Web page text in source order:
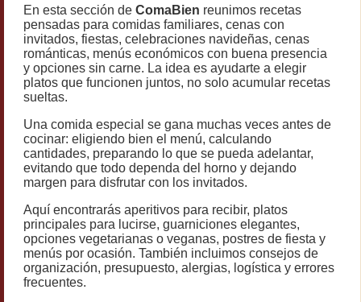
En esta sección de ComaBien reunimos recetas
pensadas para comidas familiares, cenas con
invitados, fiestas, celebraciones navideñas, cenas
románticas, menús económicos con buena presencia
y opciones sin carne. La idea es ayudarte a elegir
platos que funcionen juntos, no solo acumular recetas
sueltas.
Una comida especial se gana muchas veces antes de
cocinar: eligiendo bien el menú, calculando
cantidades, preparando lo que se pueda adelantar,
evitando que todo dependa del horno y dejando
margen para disfrutar con los invitados.
Aquí encontrarás aperitivos para recibir, platos
principales para lucirse, guarniciones elegantes,
opciones vegetarianas o veganas, postres de fiesta y
menús por ocasión. También incluimos consejos de
organización, presupuesto, alergias, logística y errores
frecuentes.